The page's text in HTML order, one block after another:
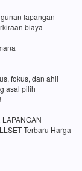
lapangan
biaya
fokus, dan ahli
asal pilih
Terbaru Harga